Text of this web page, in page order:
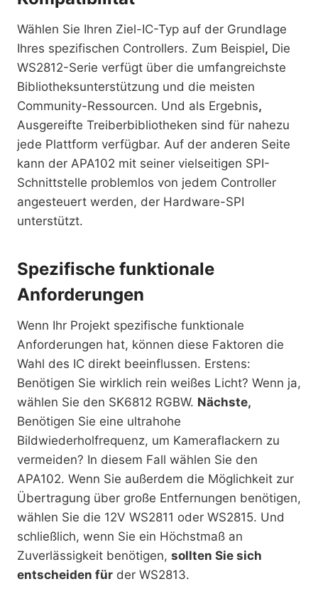
Wählen Sie Ihren Ziel-IC-Typ auf der Grundlage
Ihres spezifischen Controllers. Zum Beispiel, Die
WS2812-Serie verfügt über die umfangreichste
Bibliotheksunterstützung und die meisten
Community-Ressourcen. Und als Ergebnis,
Ausgereifte Treiberbibliotheken sind für nahezu
jede Plattform verfügbar. Auf der anderen Seite
kann der APA102 mit seiner vielseitigen SPI-
Schnittstelle problemlos von jedem Controller
angesteuert werden, der Hardware-SPI
unterstützt.
Spezifische funktionale
Anforderungen
Wenn Ihr Projekt spezifische funktionale
Anforderungen hat, können diese Faktoren die
Wahl des IC direkt beeinflussen. Erstens:
Benötigen Sie wirklich rein weißes Licht? Wenn ja,
wählen Sie den SK6812 RGBW. Nächste,
Benötigen Sie eine ultrahohe
Bildwiederholfrequenz, um Kameraflackern zu
vermeiden? In diesem Fall wählen Sie den
APA102. Wenn Sie außerdem die Möglichkeit zur
Übertragung über große Entfernungen benötigen,
wählen Sie die 12V WS2811 oder WS2815. Und
schließlich, wenn Sie ein Höchstmaß an
Zuverlässigkeit benötigen, sollten Sie sich
entscheiden für der WS2813.